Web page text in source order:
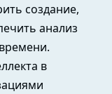
создание,
анализ
в